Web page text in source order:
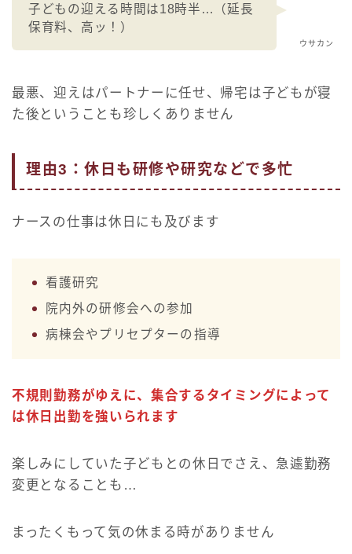
ウサカン
子どもの迎える時間は18時半…（延長
保育料、高ッ！）
最悪、迎えはパートナーに任せ、帰宅は子どもが寝
た後ということも珍しくありません
理由3：休日も研修や研究などで多忙
ナースの仕事は休日にも及びます
看護研究
院内外の研修会への参加
病棟会やプリセプターの指導
不規則勤務がゆえに、集合するタイミングによって
は休日出勤を強いられます
楽しみにしていた子どもとの休日でさえ、急遽勤務
変更となることも…
まったくもって気の休まる時がありません